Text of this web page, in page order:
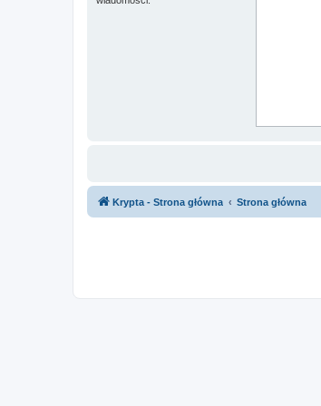
Krypta - Strona główna Strona główna